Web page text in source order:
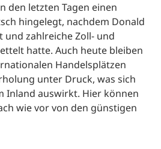
den letzten Tagen einen
hingelegt, nachdem Donald
zahlreiche Zoll- und
hatte. Auch heute bleiben
Handelsplätzen
unter Druck, was sich
Inland auswirkt. Hier können
wie vor von den günstigen